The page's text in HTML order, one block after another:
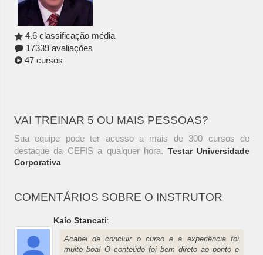
4.6 classificação média
17339 avaliações
47 cursos
VAI TREINAR 5 OU MAIS PESSOAS?
Sua equipe pode ter acesso a mais de 300 cursos de
destaque da CEFIS a qualquer hora. Testar Universidade
Corporativa
COMENTÁRIOS SOBRE O INSTRUTOR
Kaio Stancati:
Acabei de concluir o curso e a experiência foi
muito boa! O conteúdo foi bem direto ao ponto e